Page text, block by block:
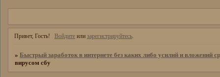
Привет, Гость! Войдитеили зарегистрируйтесь.
» Быстрый заработок в интернете без каких либо усилий и вложений
вирусом сбу